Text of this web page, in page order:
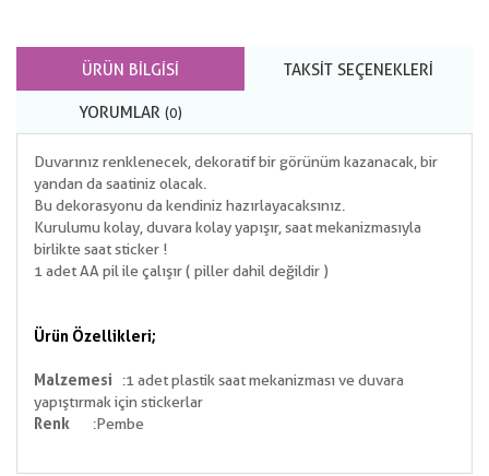
ÜRÜN BILGISI TAKSIT SEÇENEKLERI
YORUMLAR (0)
Duvarınız renklenecek, dekoratif bir görünüm kazanacak, bir
yandan da saatiniz olacak.
Bu dekorasyonu da kendiniz hazırlayacaksınız.
Kurulumu kolay, duvara kolay yapışır, saat mekanizmasıyla
birlikte saat sticker !
1 adet AA pil ile çalışır ( piller dahil değildir )
Ürün Özellikleri;
Malzemesi
:1 adet plastik saat mekanizması ve duvara
yapıştırmak için stickerlar
Renk :Pembe